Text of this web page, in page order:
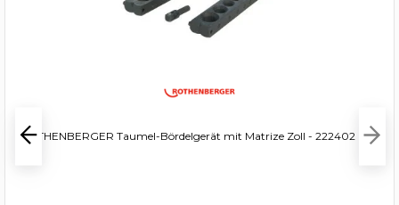
ROTHENBERGER Taumel-Bördelgerät mit Matrize Zoll - 222402